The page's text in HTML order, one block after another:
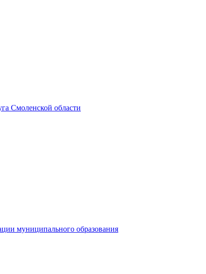
Смоленской области
муниципального образования